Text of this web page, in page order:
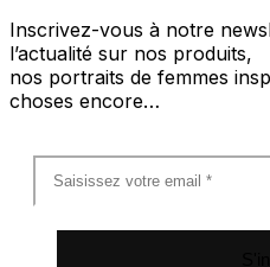
Inscrivez-vous à notre
l’actualité sur nos produits,
nos portraits de femmes
choses encore…